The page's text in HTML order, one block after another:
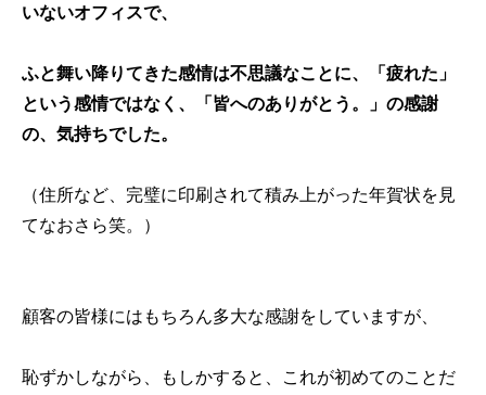
いないオフィスで、
ふと舞い降りてきた感情は不思議なことに、「疲れた」
という感情ではなく、「皆へのありがとう。」の感謝
の、気持ちでした。
（住所など、完璧に印刷されて積み上がった年賀状を見
てなおさら笑。）
顧客の皆様にはもちろん多大な感謝をしていますが、
恥ずかしながら、もしかすると、これが初めてのことだ